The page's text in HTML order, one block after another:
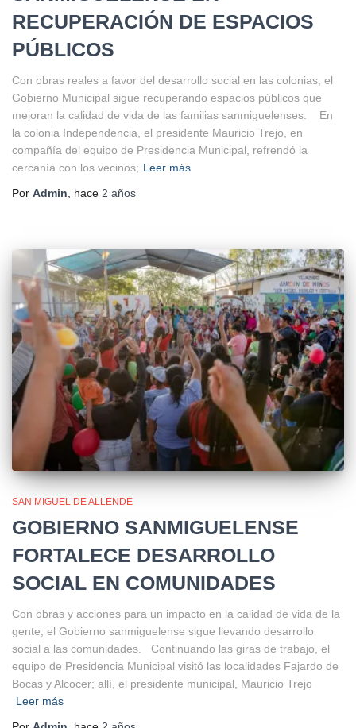
RECUPERACIÓN DE ESPACIOS
PÚBLICOS
Con obras reales a favor del desarrollo social en las colonias, el
Gobierno Municipal sigue recuperando espacios públicos que
mejoran la calidad de vida de las familias sanmiguelenses. En
la colonia Independencia, el presidente Mauricio Trejo, en
compañía del equipo de Presidencia Municipal, refrendó la
cercanía con los vecinos; Leer más
Por Admin, hace 2 años
SAN MIGUEL DE ALLENDE
GOBIERNO SANMIGUELENSE
FORTALECE DESARROLLO
SOCIAL EN COMUNIDADES
Con obras y acciones para un impacto en la calidad de vida de la
gente, el Gobierno sanmiguelense sigue llevando desarrollo
social a las comunidades. Continuando las giras de trabajo, el
equipo de Presidencia Municipal visitó las localidades Fajardo de
Bocas y Alcocer; allí, el presidente municipal, Mauricio Trejo
Leer más